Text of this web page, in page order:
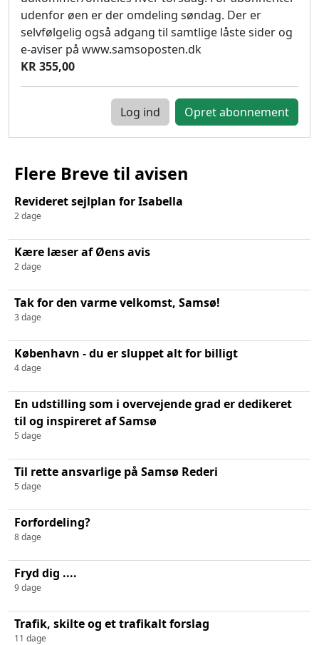
udenfor øen er der omdeling søndag. Der er
selvfølgelig også adgang til samtlige låste sider og
e-aviser på www.samsoposten.dk
KR 355,00
Log ind
Flere Breve til avisen
Revideret sejlplan for Isabella
2 dage
Kære læser af Øens avis
2 dage
Tak for den varme velkomst, Samsø!
3 dage
København - du er sluppet alt for billigt
4 dage
En udstilling som i overvejende grad er dedikeret
til og inspireret af Samsø
5 dage
Til rette ansvarlige på Samsø Rederi
5 dage
Forfordeling?
8 dage
Fryd dig ....
9 dage
Trafik, skilte og et trafikalt forslag
11 dage